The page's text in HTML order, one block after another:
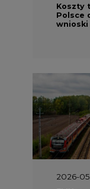
Koszty
Polsce
2026-